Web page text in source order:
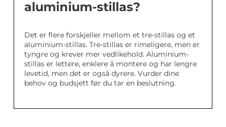
aluminium-stillas?
Det er flere forskjeller mellom et tre-stillas og et
aluminium-stillas. Tre-stillas er rimeligere, men er
tyngre og krever mer vedlikehold. Aluminium-
stillas er lettere, enklere å montere og har lengre
levetid, men det er også dyrere. Vurder dine
behov og budsjett før du tar en beslutning.